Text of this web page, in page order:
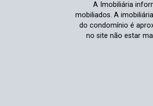
A Imobiliária
mobiliados. A
do condomínio é
no site não estar